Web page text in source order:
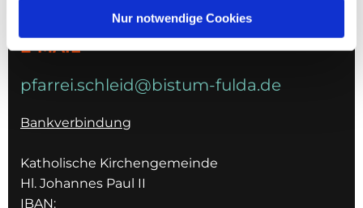
Nur notwendige Cookies
036967 596795
E-MAIL
pfarrei.schleid@bistum-fulda.de
Bankverbindung
Katholische Kirchengemeinde
Hl. Johannes Paul II
IBAN: